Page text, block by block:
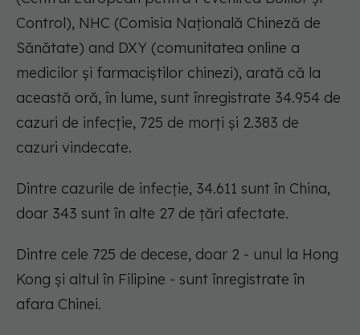
Control), NHC (Comisia Națională Chineză de
Sănătate) and DXY (comunitatea online a
medicilor și farmaciștilor chinezi), arată că la
această oră, în lume, sunt înregistrate 34.954 de
cazuri de infecție, 725 de morți și 2.383 de
cazuri vindecate.
Dintre cazurile de infecție, 34.611 sunt în China,
doar 343 sunt în alte 27 de țări afectate.
Dintre cele 725 de decese, doar 2 - unul la Hong
Kong și altul în Filipine - sunt înregistrate în
afara Chinei.